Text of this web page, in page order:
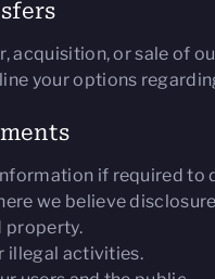
acquisition, or sale of
your options
if required to
we believe
property.
illegal activities.